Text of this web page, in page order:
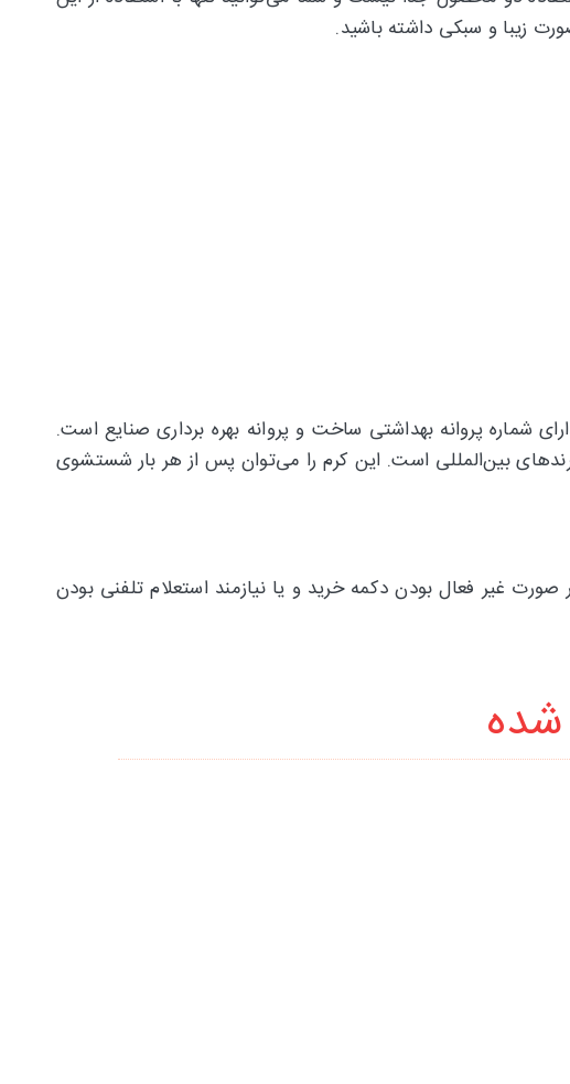
زیبا و سبکی داشته باشید.
پروانه بهداشتی ساخت و پروانه بهره برداری صنایع است.
بین‌المللی است. این کرم را می‌توان پس از هر بار شستشوی
غیر فعال بودن دکمه خرید و یا نیازمند استعلام تلفنی بودن